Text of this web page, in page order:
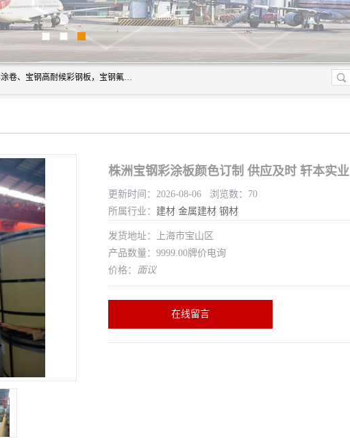
上海轩本实业有限公司主营产品：宝钢彩钢板、宝钢彩钢卷、宝钢彩涂板、宝钢彩涂卷、宝钢高耐候彩钢板，宝钢氟碳彩钢板。是一家集钢铁贸易，物流、加工为一体的产业全配套公司。
株洲宝钢彩涂板颜色订制 供应及时 轩本实业
更新时间：2026-08-06 浏览数：70
所属行业： 建材 金属建材 钢材
发货地址：上海市宝山区
产品数量：9999.00牌价电询
价格： 面议
在线留言